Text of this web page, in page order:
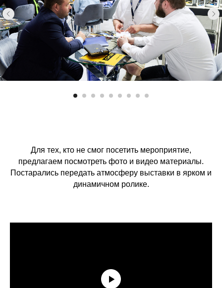
Для тех, кто не смог посетить мероприятие,
предлагаем посмотреть фото и видео материалы.
Постарались передать атмосферу выставки в ярком и
динамичном ролике.